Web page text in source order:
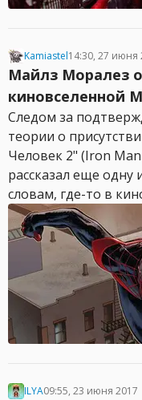
Kamiastel14:30, 27 июня
Майлз Моралез
киновселенной
Следом за
теории о
Человек 2" (Iron
рассказал еще одну
словам, где-то в
ILYA09:55, 23 июня 2017